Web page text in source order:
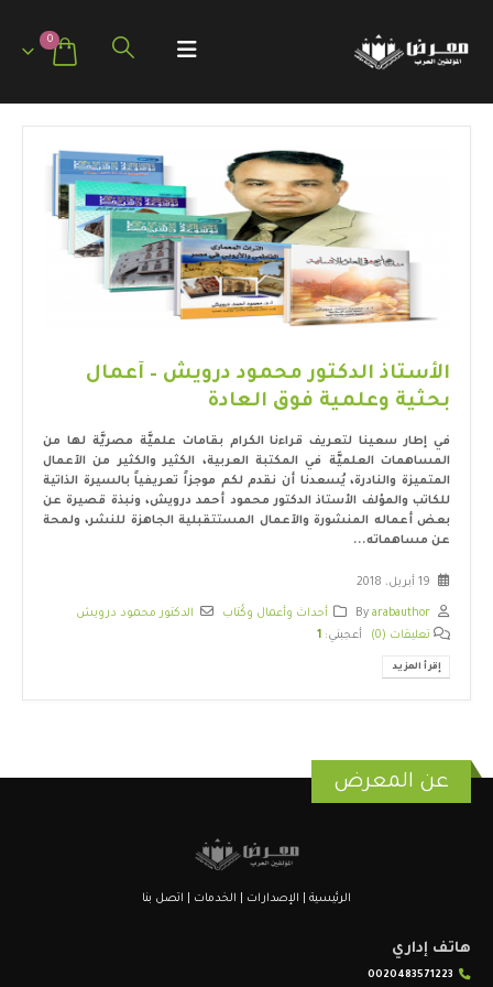
0
الأستاذ الدكتور محمود درويش – آعمال
بحثية وعلمية فوق العادة
في إطار سعينا لتعريف قراءنا الكرام بقامات علميَّة مصريَّة لها من
المساهمات العلميَّة في المكتبة العربية، الكثير والكثير من الآعمال
المتميزة والنادرة، يُسعدنا أن نقدم لكم موجزاً تعريفياً بالسيرة الذاتية
للكاتب والمؤلف الأستاذ الدكتور محمود أحمد درويش، ونبذة قصيرة عن
بعض أعماله المنشورة والآعمال المستتقبلية الجاهزة للنشر، ولمحة
عن مساهماته...
19 أبريل، 2018
Byarabauthor أحداث وأعمال وكُتاب
الدكتور محمود درويش
تعليقات (0)
أعجبني: 1
إقرأ المزيد
عن المعرض
الرئيسية الإصدارات الخدمات اتصل بنا
هاتف إداري
0020483571223